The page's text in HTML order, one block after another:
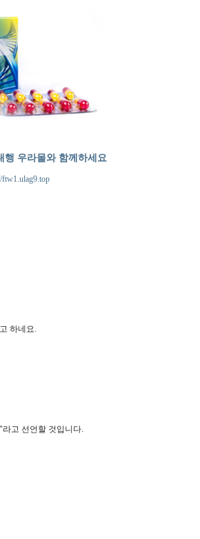
행 우라몰와 함께하세요
ftw1.ulag9.top
하네요.
고 선언할 것입니다.